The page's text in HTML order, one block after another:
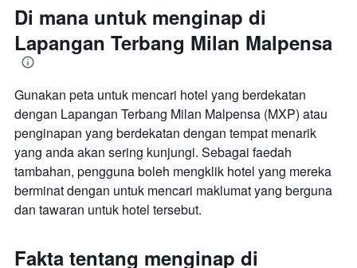
Di mana untuk menginap di
Lapangan Terbang Milan Malpensa
Gunakan peta untuk mencari hotel yang berdekatan
dengan Lapangan Terbang Milan Malpensa (MXP) atau
penginapan yang berdekatan dengan tempat menarik
yang anda akan sering kunjungi. Sebagai faedah
tambahan, pengguna boleh mengklik hotel yang mereka
berminat dengan untuk mencari maklumat yang berguna
dan tawaran untuk hotel tersebut.
Fakta tentang menginap di